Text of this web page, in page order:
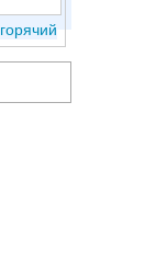
горячий